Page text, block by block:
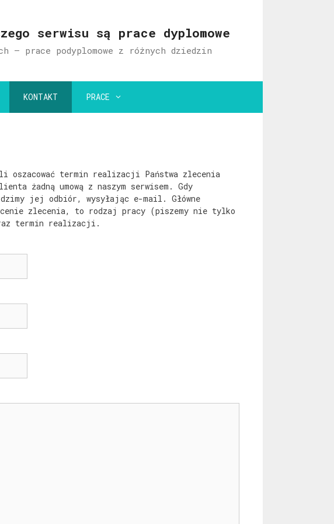
serwisu są prace dyplomowe
– prace podyplomowe z różnych dziedzin
KONTAKT PRACE
oszacować termin realizacji Państwa zlecenia
żadną umową z naszym serwisem. Gdy
jej odbiór, wysyłając e-mail. Główne
zlecenia, to rodzaj pracy (piszemy nie tylko
termin realizacji.